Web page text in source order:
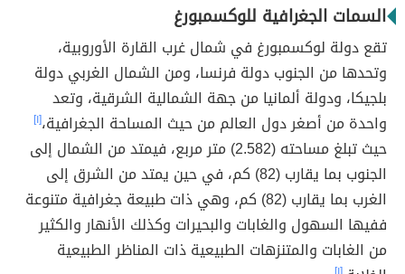
السمات الجغرافية للوكسمبورغ
تقع دولة لوكسمبورغ في شمال غرب القارة الأوروبية،
وتحدها من الجنوب دولة فرنسا، ومن الشمال الغربي دولة
بلجيكا، ودولة ألمانيا من جهة الشمالية الشرقية، وتعد
واحدة من أصغر دول العالم من حيث المساحة الجغرافية،[١]
حيث تبلغ مساحته (2.582) متر مربع، فيمتد من الشمال إلى
الجنوب بما يقارب (82) كم، في حين يمتد من الشرق إلى
الغرب بما يقارب (82) كم، وهي ذات طبيعة جغرافية متنوعة
ففيها السهول والغابات والبحيرات وكذلك الأنهار والكثير
من الغابات والمتنزهات الطبيعية ذات المناظر الطبيعية